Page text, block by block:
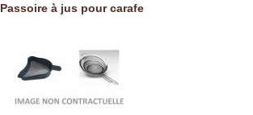
Passoire à jus pour carafe